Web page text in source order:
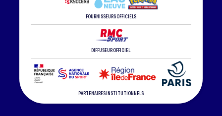
FOURNISSEURS OFFICIELS
DIFFUSEUR OFFICIEL
PARTENAIRES INSTITUTIONNELS